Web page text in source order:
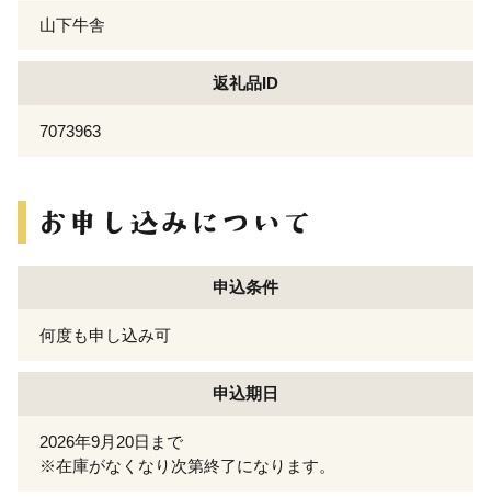
山下牛舎
返礼品ID
7073963
申込条件
何度も申し込み可
申込期日
2026年9月20日まで
※在庫がなくなり次第終了になります。